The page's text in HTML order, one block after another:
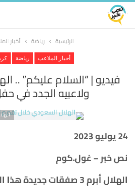
الرئيسية رياضة أخبار
أخبار الملاعب رياضة
فيديو | “السلام عليكم” ..
ولاعبيه الجدد في
24 يوليو 2023
نص خبر – غول.كوم
الهلال أبرم 3 صفقات جديدة هذا الصيف